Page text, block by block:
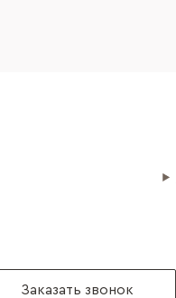
Заказать звонок